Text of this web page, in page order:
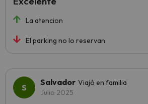
La atencion
El parking no lo reservan
Salvador Viajó en familia
Julio 2025